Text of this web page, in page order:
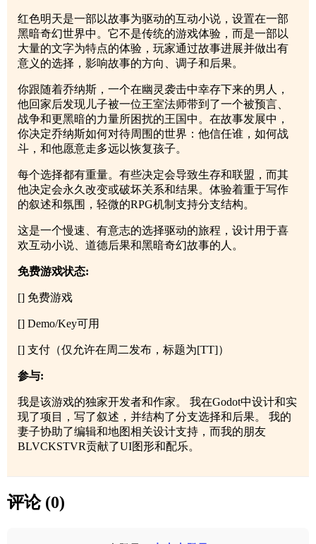
红色明天是一部以故事为驱动的互动小说，设置在一部
黑暗奇幻世界中。它不是传统的游戏体验，而是一部以
大量的文字为特点的体验，玩家通过故事进展并做出有
意义的选择，影响故事的方向、调子和后果。
你跟随着乔纳斯，一个在幽灵袭击中幸存下来的男人，
他回家后发现儿子被一位王室法师带到了一个被预言、
战争和更黑暗的力量所困扰的王国中。在故事发展中，
你决定乔纳斯如何对待周围的世界：他信任谁，如何战
斗，和他愿意走多远以恢复孩子。
每个选择都有重量。有些决定会导致生存和联盟，而其
他决定会永久改变或破坏关系和结果。体验着重于写作
的叙述和氛围，轻微的RPG机制支持分支结构。
这是一个慢速、有意志的选择驱动的旅程，设计用于喜
欢互动小说、道德后果和黑暗奇幻故事的人。
免费游戏状态:
[] 免费游戏
[] Demo/Key可用
[] 支付（仅允许在周二发布，标题为[TT]）
参与:
我是该游戏的独家开发者和作家。 我在Godot中设计和实
现了项目，写了叙述，并结构了分支选择和后果。 我的
妻子协助了编辑和地图相关设计支持，而我的朋友
BLVCKSTVR贡献了UI图形和配乐。
评论 (0)